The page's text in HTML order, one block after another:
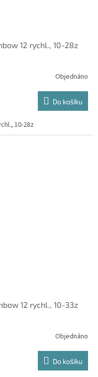
12 rychl., 10-28z
Objednáno
Do košíku
10-28z
12 rychl., 10-33z
Objednáno
Do košíku